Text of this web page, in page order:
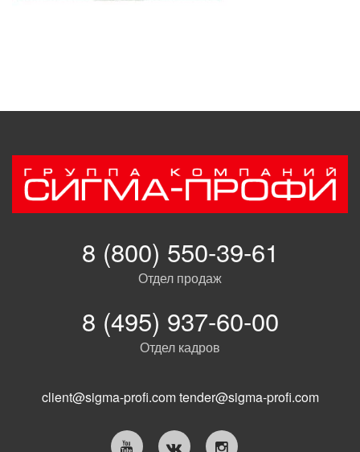
8 (800) 550-39-61
Отдел продаж
8 (495) 937-60-00
Отдел кадров
client@sigma-profi.comtender@sigma-profi.com